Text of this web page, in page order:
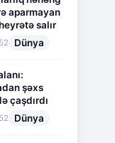
aparmayan
salır
Dünya
şəxs
çaşdırdı
Dünya